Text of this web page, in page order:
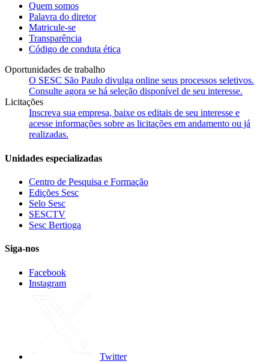
Quem somos
Palavra do diretor
Matricule-se
Transparência
Código de conduta ética
Oportunidades de trabalho
O SESC São Paulo divulga online seus processos seletivos.
Consulte agora se há seleção disponível de seu interesse.
Licitações
Inscreva sua empresa, baixe os editais de seu interesse e
acesse informações sobre as licitações em andamento ou já
realizadas.
Unidades especializadas
Centro de Pesquisa e Formação
Edições Sesc
Selo Sesc
SESCTV
Sesc Bertioga
Siga-nos
Facebook
Instagram
Twitter